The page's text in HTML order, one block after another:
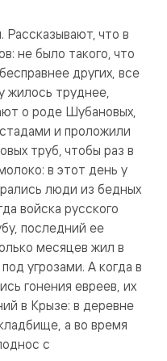
что в
не было такого, что
других, все
жилось труднее,
о роде Шубановых,
и проложили
труб, чтобы раз в
в этот день у
люди из бедных
войска русского
последний ее
месяцев жил в
угрозами. А когда в
гонения евреев, их
в Крызе: в деревне
а во время
с